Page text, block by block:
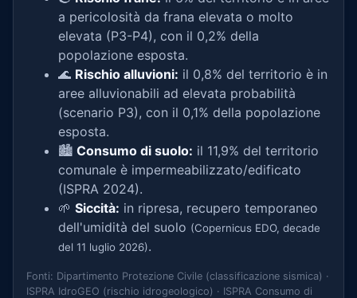
a pericolosità da frana elevata o molto
elevata (P3-P4), con il 0,2% della
popolazione esposta.
🌊 Rischio alluvioni: il 0,8% del territorio è in
aree alluvionabili ad elevata probabilità
(scenario P3), con il 0,1% della popolazione
esposta.
🏙️ Consumo di suolo: il 11,9% del territorio
comunale è impermeabilizzato/edificato
(ISPRA 2024).
🌱 Siccità: in ripresa, recupero temporaneo
dell'umidità del suolo (Copernicus EDO, decade
del 11 luglio 2026).
Fonti: Dipartimento Protezione Civile (classificazione sismica) ·
ISPRA IdroGEO (rischio idrogeologico) · ISPRA Consumo di